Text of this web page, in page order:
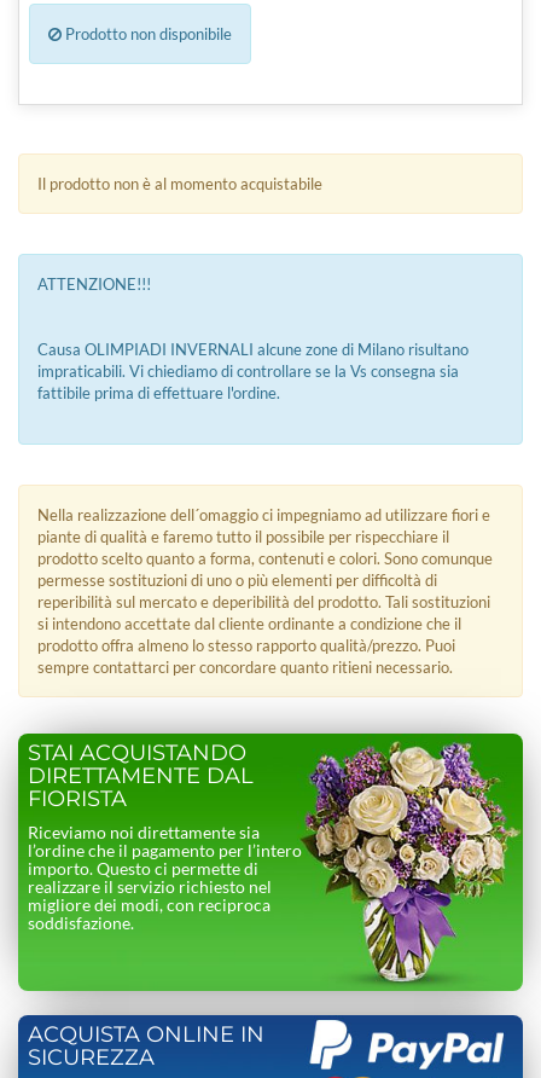
Prodotto non disponibile
Il prodotto non è al momento acquistabile
ATTENZIONE!!!
Causa OLIMPIADI INVERNALI alcune zone di Milano risultano
impraticabili. Vi chiediamo di controllare se la Vs consegna sia
fattibile prima di effettuare l'ordine.
Nella realizzazione dell´omaggio ci impegniamo ad utilizzare fiori e
piante di qualità e faremo tutto il possibile per rispecchiare il
prodotto scelto quanto a forma, contenuti e colori. Sono comunque
permesse sostituzioni di uno o più elementi per difficoltà di
reperibilità sul mercato e deperibilità del prodotto. Tali sostituzioni
si intendono accettate dal cliente ordinante a condizione che il
prodotto offra almeno lo stesso rapporto qualità/prezzo. Puoi
sempre contattarci per concordare quanto ritieni necessario.
STAI ACQUISTANDO
DIRETTAMENTE DAL
FIORISTA
Riceviamo noi direttamente sia
l’ordine che il pagamento per l’intero
importo. Questo ci permette di
realizzare il servizio richiesto nel
migliore dei modi, con reciproca
soddisfazione.
ACQUISTA ONLINE IN
SICUREZZA